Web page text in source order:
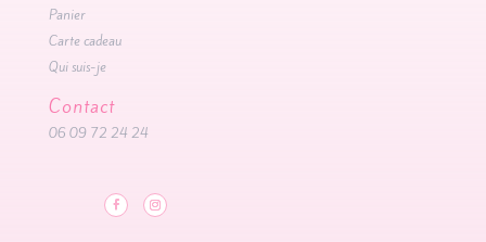
Panier
Carte cadeau
Qui suis-je
Contact
06 09 72 24 24